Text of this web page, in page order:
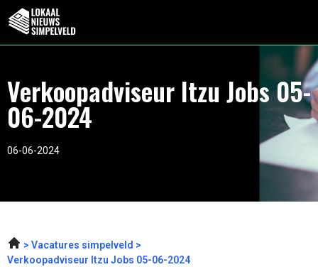
Verkoopadviseur Itzu Jobs 05-
06-2024
06-06-2024
Vacatures simpelveld
Verkoopadviseur Itzu Jobs 05-06-2024